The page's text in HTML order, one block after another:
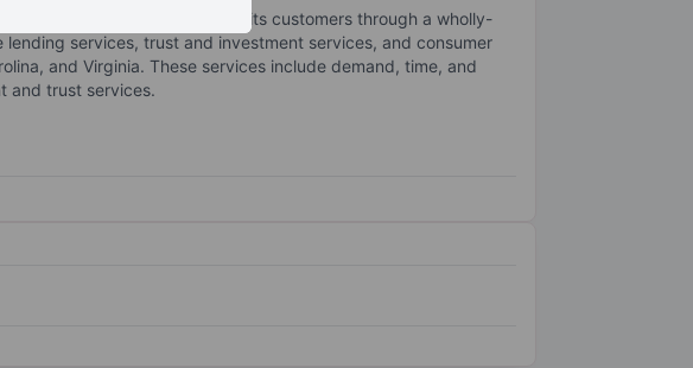
of services and products to its customers through a wholly-
services, trust and investment services, and consumer
and Virginia. These services include demand, time, and
and trust services.